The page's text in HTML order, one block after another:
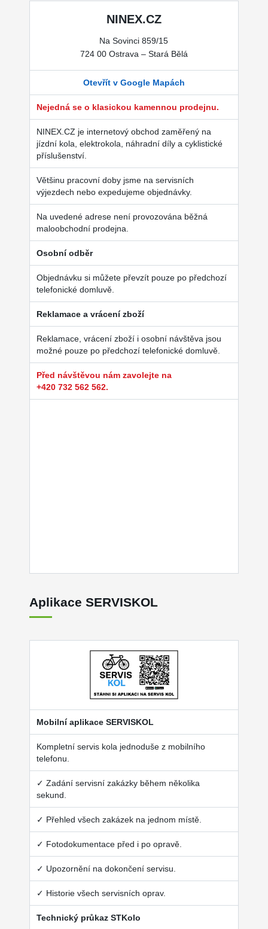
NINEX.CZ
Na Sovinci 859/15
724 00 Ostrava – Stará Bělá
Otevřít v Google Mapách
Nejedná se o klasickou kamennou prodejnu.
NINEX.CZ je internetový obchod zaměřený na
jízdní kola, elektrokola, náhradní díly a cyklistické
příslušenství.
Většinu pracovní doby jsme na servisních
výjezdech nebo expedujeme objednávky.
Na uvedené adrese není provozována běžná
maloobchodní prodejna.
Osobní odběr
Objednávku si můžete převzít pouze po předchozí
telefonické domluvě.
Reklamace a vrácení zboží
Reklamace, vrácení zboží i osobní návštěva jsou
možné pouze po předchozí telefonické domluvě.
Před návštěvou nám zavolejte na
+420 732 562 562.
Aplikace SERVISKOL
Mobilní aplikace SERVISKOL
Kompletní servis kola jednoduše z mobilního
telefonu.
✓ Zadání servisní zakázky během několika
sekund.
✓ Přehled všech zakázek na jednom místě.
✓ Fotodokumentace před i po opravě.
✓ Upozornění na dokončení servisu.
✓ Historie všech servisních oprav.
Technický průkaz STKolo